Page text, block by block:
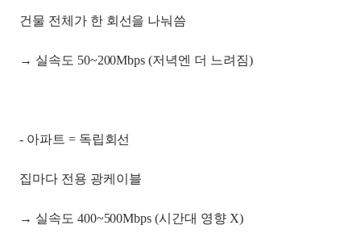
건물 전체가 한 회선을 나눠씀
→ 실속도 50~200Mbps (저녁엔 더 느려짐)
- 아파트 = 독립회선
집마다 전용 광케이블
→ 실속도 400~500Mbps (시간대 영향 X)